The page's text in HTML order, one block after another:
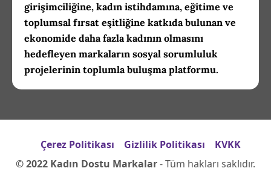
girişimciliğine, kadın istihdamına, eğitime ve
toplumsal fırsat eşitliğine katkıda bulunan ve
ekonomide daha fazla kadının olmasını
hedefleyen markaların sosyal sorumluluk
projelerinin toplumla buluşma platformu.
Çerez Politikası Gizlilik Politikası
KVKK
© 2022 Kadın Dostu Markalar- Tüm hakları saklıdır.